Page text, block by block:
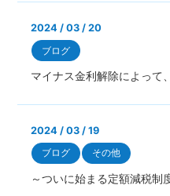
2024 / 03 / 20
ブログ
マイナス金利解除によって
2024 / 03 / 19
ブログ
その他
～ついに始まる定額減税制